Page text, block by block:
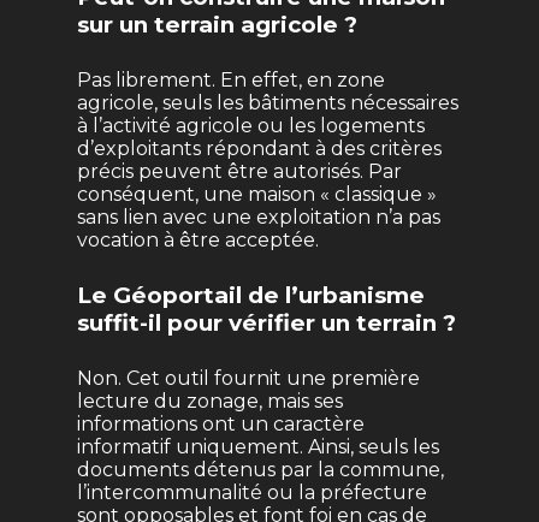
sur un terrain agricole ?
Pas librement. En effet, en zone
agricole, seuls les bâtiments nécessaires
à l’activité agricole ou les logements
d’exploitants répondant à des critères
précis peuvent être autorisés. Par
conséquent, une maison « classique »
sans lien avec une exploitation n’a pas
vocation à être acceptée.
Le Géoportail de l’urbanisme
suffit-il pour vérifier un terrain ?
Non. Cet outil fournit une première
lecture du zonage, mais ses
informations ont un caractère
informatif uniquement. Ainsi, seuls les
documents détenus par la commune,
l’intercommunalité ou la préfecture
sont opposables et font foi en cas de